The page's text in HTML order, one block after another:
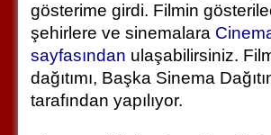
gösterime girdi. Filmin
şehirlere ve sinemalara
sayfasından ulaşabilirsiniz.
dağıtımı, Başka Sinema
tarafından yapılıyor.